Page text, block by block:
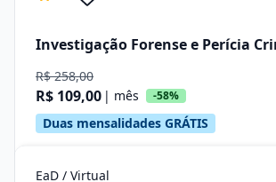
Investigação Forense e Perícia
R$ 258,00
R$ 109,00 | mês -58%
Duas mensalidades GRÁTIS
EaD / Virtual